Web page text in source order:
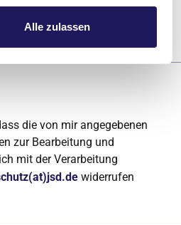
Alle zulassen
die von mir angegebenen
zur Bearbeitung und
mit der Verarbeitung
widerrufen